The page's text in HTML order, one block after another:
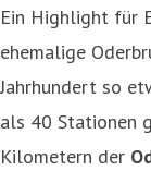
Ein Highlight für
ehemalige
Jahrhundert so
als 40 Stationen
Kilometern der